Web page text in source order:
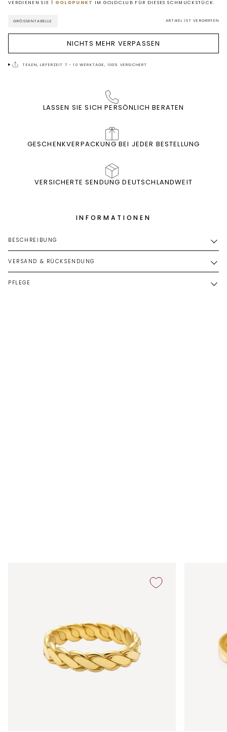
VERDIENEN SIE 1 GOLDPUNKT IM GOLDCLUB FÜR DIESES SCHMUCKSTÜCK.
GRÖSSENTABELLE ARTIKEL IST VERGRIFFEN
NICHTS MEHR VERPASSEN
TEILEN, LIEFERZEIT 7 - 10 WERKTAGE, 100% VERSICHERT
LASSEN SIE SICH PERSÖNLICH BERATEN
GESCHENKVERPACKUNG BEI JEDER BESTELLUNG
VERSICHERTE SENDUNG DEUTSCHLANDWEIT
INFORMATIONEN
BESCHREIBUNG
VERSAND & RÜCKSENDUNG
PFLEGE